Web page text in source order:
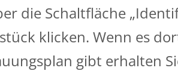
die Schaltfläche
klicken. Wenn es
gibt erhalten